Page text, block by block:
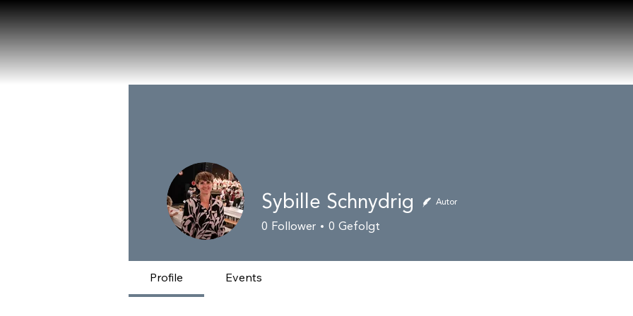
Sybille Schnydrig Autor
0 Follower 0 Gefolgt
Profile Events